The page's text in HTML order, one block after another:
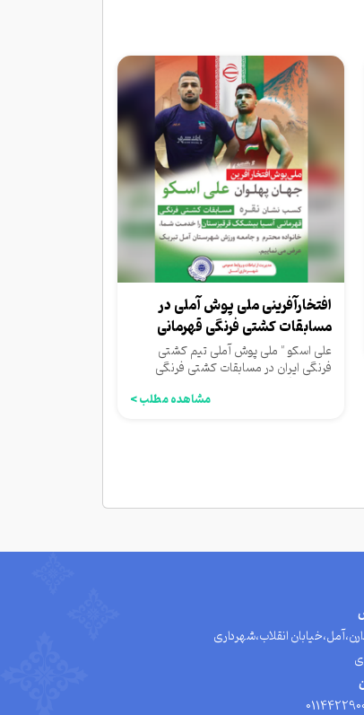
افتخارآفرینی ملی پوش آملی در
مسابقات کشتی فرنگی قهرمانی
آسیا
علی اسکو " ملی پوش آملی تیم کشتی
فرنگی ایران در مسابقات کشتی فرنگی
قهرمانی آسیا در بیشکک قرقیزستان...
مشاهده مطلب >
انقلاب،شهرداری